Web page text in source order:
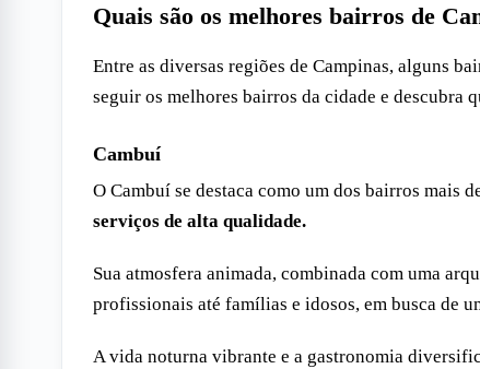
Quais são os melhores bairros de
Entre as diversas regiões de Campinas, alguns
seguir os melhores bairros da cidade e descubra
Cambuí
O Cambuí se destaca como um dos bairros mais
serviços de alta qualidade.
Sua atmosfera animada, combinada com uma
profissionais até famílias e idosos, em busca de
A vida noturna vibrante e a gastronomia